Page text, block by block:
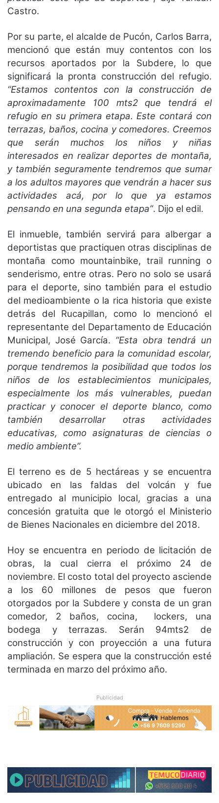
Castro.
Por su parte, el alcalde de Pucón, Carlos Barra,
mencionó que están muy contentos con los
recursos aportados por la Subdere, lo que
significará la pronta construcción del refugio.
“Estamos contentos con la construcción de
aproximadamente 100 mts2 que tendrá el
refugio en su primera etapa. Este contará con
terrazas, baños, cocina y comedores. Creemos
que serán muchos los niños y niñas
interesados en realizar deportes de montaña,
y también seguramente tendremos que sumar
a los adultos mayores que vendrán a hacer sus
actividades acá, por lo que ya estamos
pensando en una segunda etapa”. Dijo el edil.
El inmueble, también servirá para albergar a
deportistas que practiquen otras disciplinas de
montaña como mountainbike, trail running o
senderismo, entre otras. Pero no solo se usará
para el deporte, sino también para el estudio
del medioambiente o la rica historia que existe
detrás del Rucapillan, como lo mencionó el
representante del Departamento de Educación
Municipal, José García. “Esta obra tendrá un
tremendo beneficio para la comunidad escolar,
porque tendremos la posibilidad que todos los
niños de los establecimientos municipales,
especialmente los más vulnerables, puedan
practicar y conocer el deporte blanco, como
también desarrollar otras actividades
educativas, como asignaturas de ciencias o
medio ambiente”.
El terreno es de 5 hectáreas y se encuentra
ubicado en las faldas del volcán y fue
entregado al municipio local, gracias a una
concesión gratuita que le otorgó el Ministerio
de Bienes Nacionales en diciembre del 2018.
Hoy se encuentra en periodo de licitación de
obras, la cual cierra el próximo 24 de
noviembre. El costo total del proyecto asciende
a los 60 millones de pesos que fueron
otorgados por la Subdere y consta de un gran
comedor, 2 baños, cocina, lockers, una
bodega y terrazas. Serán 94mts2 de
construcción y con proyección a una futura
ampliación. Se espera que la construcción esté
terminada en marzo del próximo año.
Publicidad